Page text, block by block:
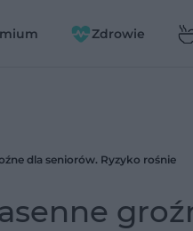
Zdrowie
dla seniorów. Ryzyko rośnie